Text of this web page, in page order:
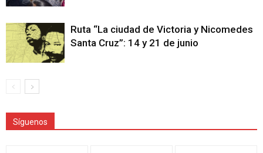
Ruta “La ciudad de Victoria y Nicomedes
Santa Cruz”: 14 y 21 de junio
Síguenos